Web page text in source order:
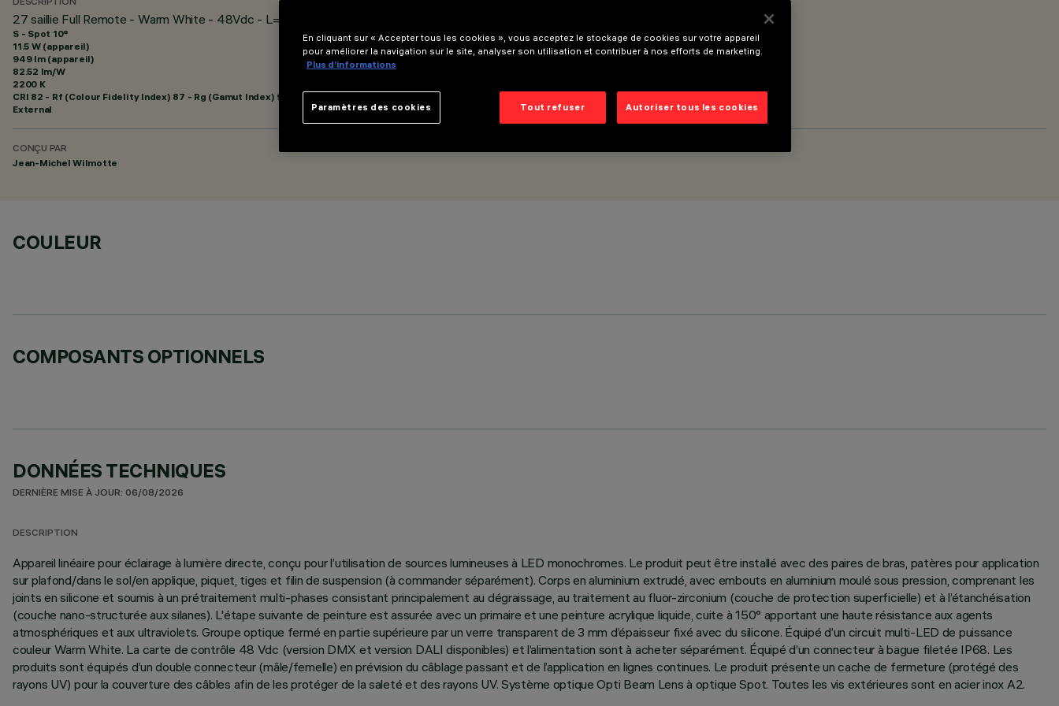
DESCRIPTION
27 saillie Full Remote - Warm White - 48Vdc - L=920mm - Optique Spot
S - Spot 10°
11.5 W (appareil)
949 lm (appareil)
82.52 lm/W
2200 K
CRI 82 - Rf (Colour Fidelity Index) 87 - Rg (Gamut Index) 97
External
CONÇU PAR
Jean-Michel Wilmotte
COULEUR
COMPOSANTS OPTIONNELS
DONNÉES TECHNIQUES
DERNIÈRE MISE À JOUR: 06/08/2026
DESCRIPTION
Appareil linéaire pour éclairage à lumière directe, conçu pour l’utilisation de sources lumineuses à LED monochromes. Le produit peut être installé avec des paires de bras, patères pour application
sur plafond/dans le sol/en applique, piquet, tiges et filin de suspension (à commander séparément). Corps en aluminium extrudé, avec embouts en aluminium moulé sous pression, comprenant les
joints en silicone et soumis à un prétraitement multi-phases consistant principalement au dégraissage, au traitement au fluor-zirconium (couche de protection superficielle) et à l’étanchéisation
(couche nano-structurée aux silanes). L'étape suivante de peinture est assurée avec un primaire et une peinture acrylique liquide, cuite à 150° apportant une haute résistance aux agents
atmosphériques et aux ultraviolets. Groupe optique fermé en partie supérieure par un verre transparent de 3 mm d’épaisseur fixé avec du silicone. Équipé d’un circuit multi-LED de puissance
couleur Warm White. La carte de contrôle 48 Vdc (version DMX et version DALI disponibles) et l’alimentation sont à acheter séparément. Équipé d’un connecteur à bague filetée IP68. Les
produits sont équipés d’un double connecteur (mâle/femelle) en prévision du câblage passant et de l’application en lignes continues. Le produit présente un cache de fermeture (protégé des
rayons UV) pour la couverture des câbles afin de les protéger de la saleté et des rayons UV. Système optique Opti Beam Lens à optique Spot. Toutes les vis extérieures sont en acier inox A2.
En cliquant sur « Accepter tous les cookies », vous acceptez le stockage de cookies sur votre appareil
pour améliorer la navigation sur le site, analyser son utilisation et contribuer à nos efforts de marketing.
Plus d’informations
Tout refuser Autoriser tous les cookies
Paramètres des cookies